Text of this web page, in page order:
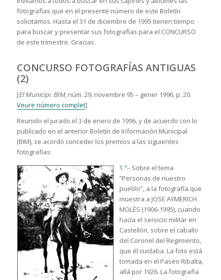
fotografías que en el presente número de este Boletín
solicitamos. Hasta el 31 de diciembre de 1995 tienen tiempo
para buscar y presentar sus fotografías para el CONCURSO
de este trimestre. Gracias.
CONCURSO FOTOGRAFÍAS ANTIGUAS
(2)
[El Municipi. BIM, núm. 29, novembre 95 – gener 1996, p. 20.
Veure número complet]
Reunido el jurado el 3 de enero de 1996, y de acuerdo con lo
publicado en el anterior Boletín de Información Municipal
(BIM), se acordó conceder los premios a las siguientes
fotografías:
1.º– Sobre el tema
“Personas de nuestro
pueblo”, a la fotografía que
muestra a JOSE AYMERICH
MOLÉS (1906-1995), cuando
hacía el servicio militar en
Castellón, sobre el caballo
del Coronel del Regimiento,
que él cuidaba. La foto está
tomada en el Paseo Ribalta,
allá por 1926. La fotografía